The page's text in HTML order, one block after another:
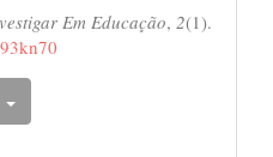
Em Educação, 2(1).